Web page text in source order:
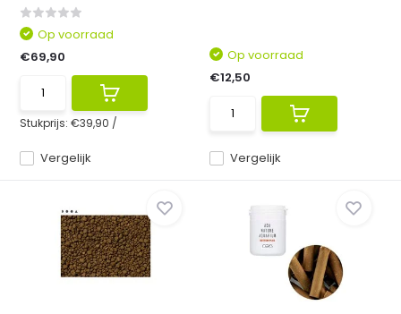
Vergelijk
Op voorraad
€69,90
Stukprijs:€39,90 /
Vergelijk
Op voorraad
€12,50